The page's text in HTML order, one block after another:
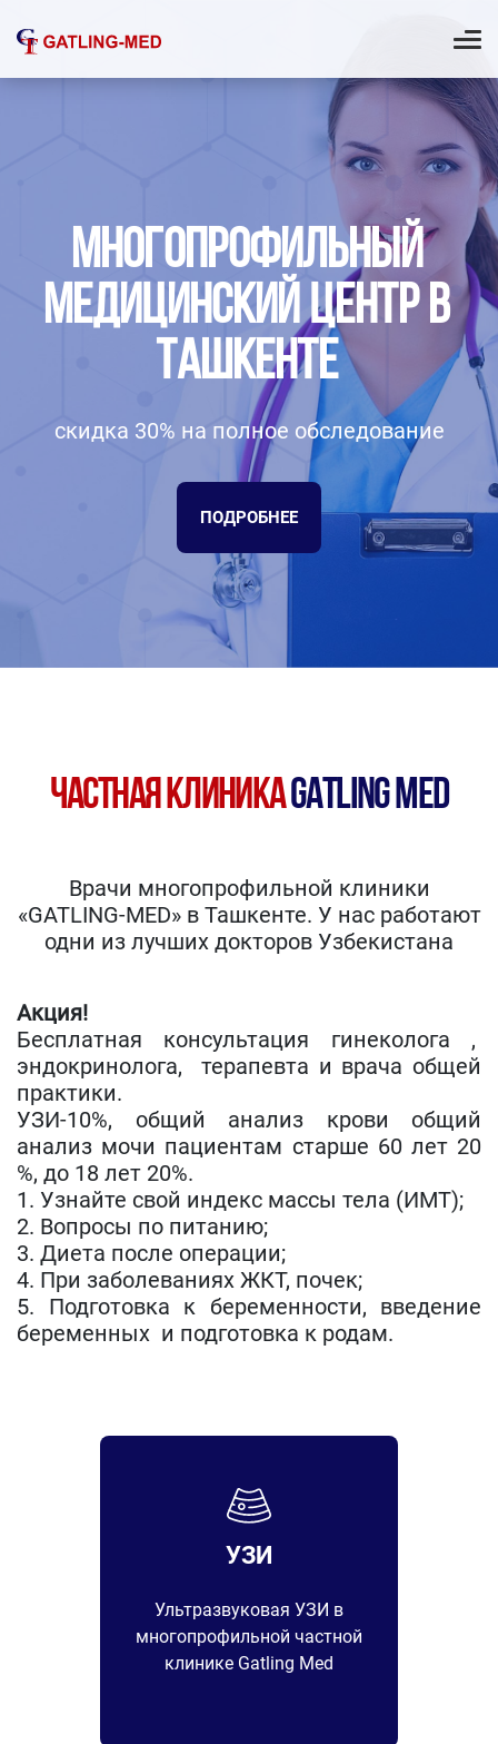
МНОГОПРОФИЛЬНЫЙ
МЕДИЦИНСКИЙ ЦЕНТРВ
ТАШКЕНТЕ
скидка 30% на полное обследование
ПОДРОБНЕЕ
ЧАСТНАЯ КЛИНИКАGATLING MED
Врачи многопрофильной клиники
«GATLING-MED» в Ташкенте. У нас работают
одни из лучших докторов Узбекистана
Акция!
Бесплатная консультация гинеколога ,
эндокринолога, терапевта и врача общей
практики.
УЗИ-10%, общий анализ крови общий
анализ мочи пациентам старше 60 лет 20
%, до 18 лет 20%.
1. Узнайте свой индекс массы тела (ИМТ);
2. Вопросы по питанию;
3. Диета после операции;
4. При заболеваниях ЖКТ, почек;
5. Подготовка к беременности, введение
беременных и подготовка к родам.
УЗИ
Ультразвуковая УЗИ в
многопрофильной частной
клинике Gatling Med